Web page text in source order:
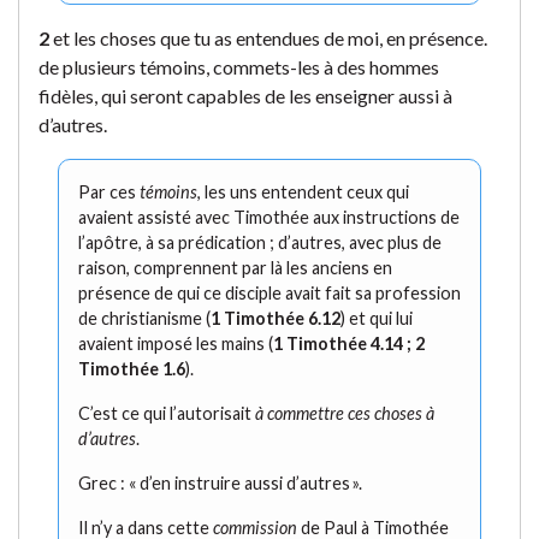
2et les choses que tu as entendues de moi, en présence.
de plusieurs témoins, commets-les à des hommes
fidèles, qui seront capables de les enseigner aussi à
d’autres.
Par ces témoins, les uns entendent ceux qui
avaient assisté avec Timothée aux instructions de
l’apôtre, à sa prédication ; d’autres, avec plus de
raison, comprennent par là les anciens en
présence de qui ce disciple avait fait sa profession
de christianisme (1 Timothée 6.12) et qui lui
avaient imposé les mains (1 Timothée 4.14 ; 2
Timothée 1.6).
C’est ce qui l’autorisaità commettre ces choses à
d’autres.
Grec : « d’en instruire aussi d’autres ».
Il n’y a dans cettecommission de Paul à Timothée